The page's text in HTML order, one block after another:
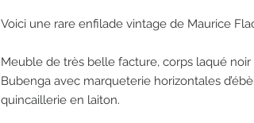
Voici une rare enfilade vintage de Maurice
Meuble de très belle facture, corps laqué
Bubenga avec marqueterie horizontales
quincaillerie en laiton.